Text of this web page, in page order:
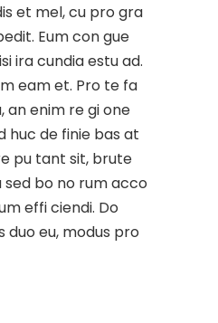
et mel, cu pro gra
Eum con gue
ira cundia estu ad.
eam et. Pro te fa
an enim re gi one
huc de finie bas at
pu tant sit, brute
sed bo no rum acco
effi ciendi. Do
duo eu, modus pro